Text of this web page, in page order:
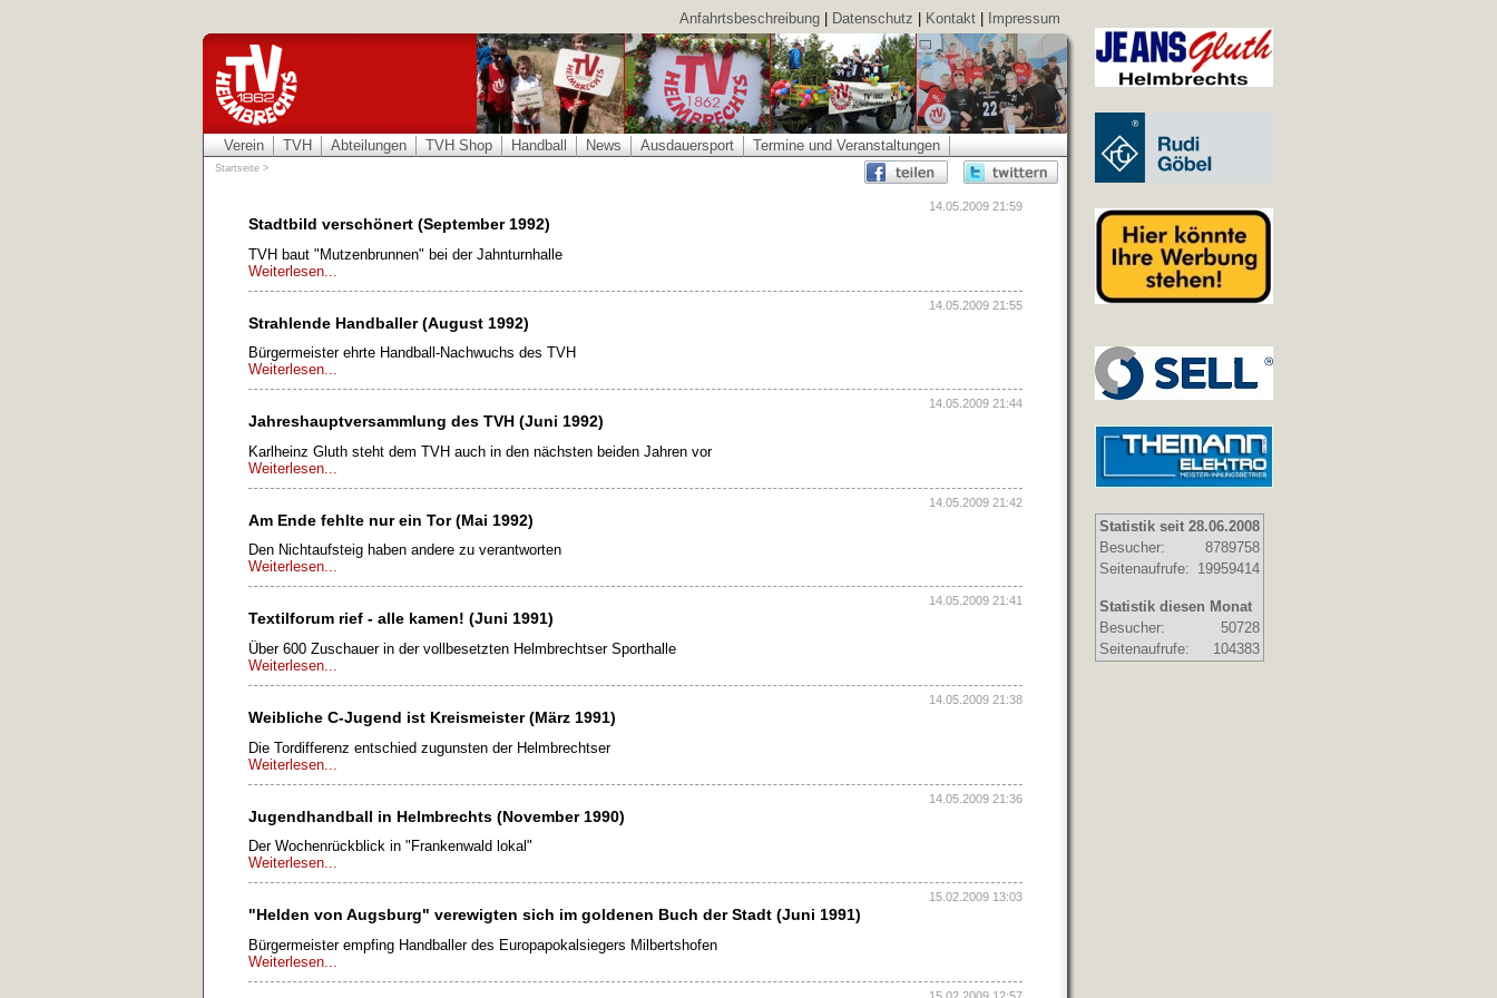
Anfahrtsbeschreibung Datenschutz Kontakt Impressum
Verein TVH Abteilungen TVH Shop Handball News Ausdauersport Termine und Veranstaltungen
Startseite >
14.05.2009 21:59
Stadtbild verschönert (September 1992)
TVH baut "Mutzenbrunnen" bei der Jahnturnhalle
Weiterlesen...
14.05.2009 21:55
Strahlende Handballer (August 1992)
Bürgermeister ehrte Handball-Nachwuchs des TVH
Weiterlesen...
14.05.2009 21:44
Jahreshauptversammlung des TVH (Juni 1992)
Karlheinz Gluth steht dem TVH auch in den nächsten beiden Jahren vor
Weiterlesen...
14.05.2009 21:42
Am Ende fehlte nur ein Tor (Mai 1992)
Den Nichtaufsteig haben andere zu verantworten
Weiterlesen...
14.05.2009 21:41
Textilforum rief - alle kamen! (Juni 1991)
Über 600 Zuschauer in der vollbesetzten Helmbrechtser Sporthalle
Weiterlesen...
14.05.2009 21:38
Weibliche C-Jugend ist Kreismeister (März 1991)
Die Tordifferenz entschied zugunsten der Helmbrechtser
Weiterlesen...
14.05.2009 21:36
Jugendhandball in Helmbrechts (November 1990)
Der Wochenrückblick in "Frankenwald lokal"
Weiterlesen...
15.02.2009 13:03
"Helden von Augsburg" verewigten sich im goldenen Buch der Stadt (Juni 1991)
Bürgermeister empfing Handballer des Europapokalsiegers Milbertshofen
Weiterlesen...
Statistik seit 28.06.2008
Besucher:
8789758
Seitenaufrufe: 19959414
Statistik diesen Monat
Besucher:
50728
Seitenaufrufe:
104383